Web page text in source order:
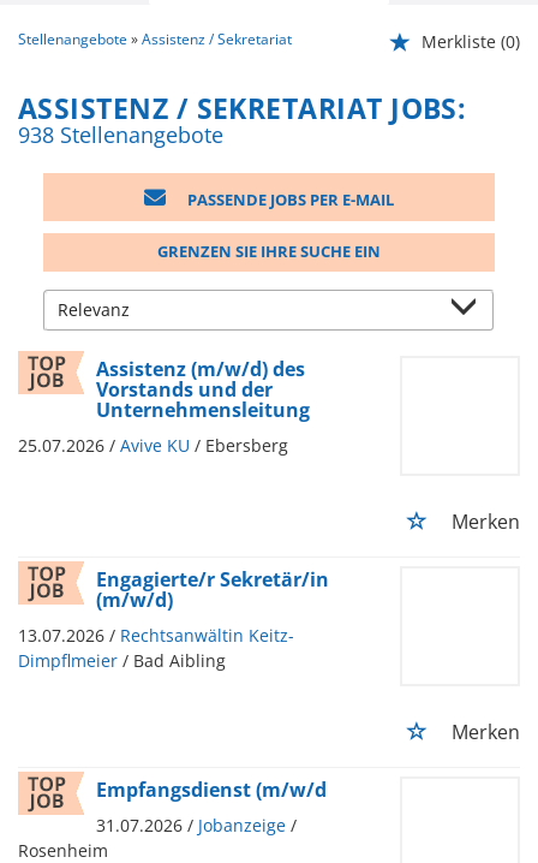
Stellenangebote Assistenz / Sekretariat Merkliste (0)
ASSISTENZ / SEKRETARIAT JOBS:
938 Stellenangebote
PASSENDE JOBS PER E-MAIL
GRENZEN SIE IHRE SUCHE EIN
Assistenz (m/w/d) des
Vorstands und der
Unternehmensleitung
25.07.2026 / Avive KU / Ebersberg
Merken
Engagierte/r Sekretär/in
(m/w/d)
13.07.2026 / Rechtsanwältin Keitz-
Dimpflmeier / Bad Aibling
Merken
Empfangsdienst (m/w/d
31.07.2026 / Jobanzeige /
Rosenheim